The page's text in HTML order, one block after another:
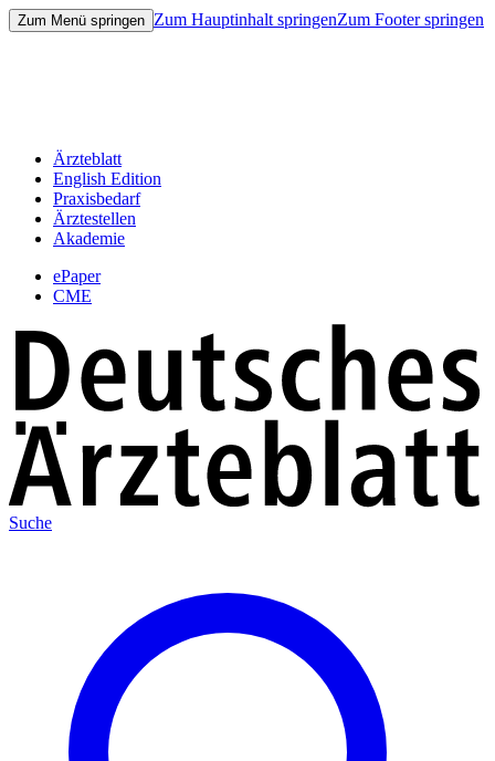
Zum Menü springen Zum Hauptinhalt springenZum Footer springen
Ärzteblatt
English Edition
Praxisbedarf
Ärztestellen
Akademie
ePaper
CME
Suche